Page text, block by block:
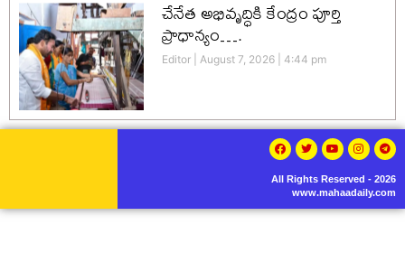
చేనేత అభివృద్ధికి కేంద్రం పూర్తి
ప్రాధాన్యం….
Editor August 7, 2026 4:44 pm
All Rights Reserved - 2026
www.mahaadaily.com